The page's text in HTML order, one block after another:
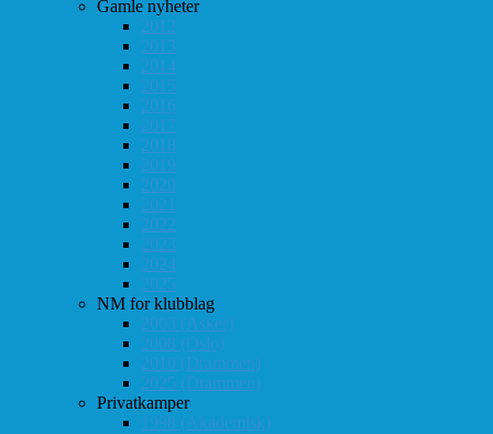
Gamle nyheter
2012
2013
2014
2015
2016
2017
2018
2019
2020
2021
2022
2023
2024
2025
NM for klubblag
2003 (Asker)
2008 (Oslo)
2010 (Drammen)
2025 (Drammen)
Privatkamper
1998 (Akademisk)